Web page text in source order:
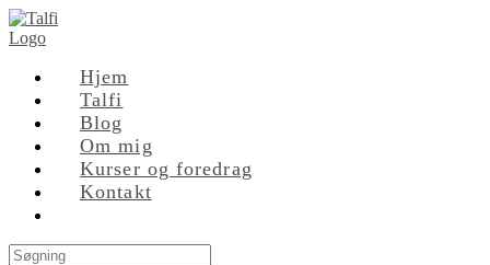
Skip
to
Hjem
Talfi
Blog
Om mig
Kurser og foredrag
Kontakt
Search